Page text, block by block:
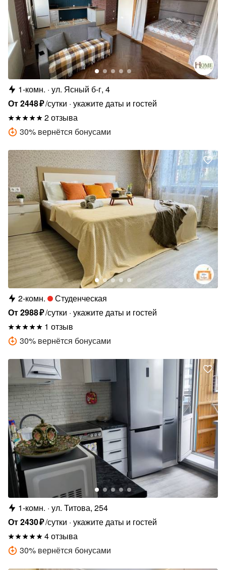
1-комн. ул. Ясный б-г, 4
От2448₽/сутки укажите даты и гостей
2 отзыва
30% вернётся бонусами
2-комн.
Студенческая
От2988₽/сутки укажите даты и гостей
1 отзыв
30% вернётся бонусами
1-комн. ул. Титова, 254
От2430₽/сутки укажите даты и гостей
4 отзыва
30% вернётся бонусами